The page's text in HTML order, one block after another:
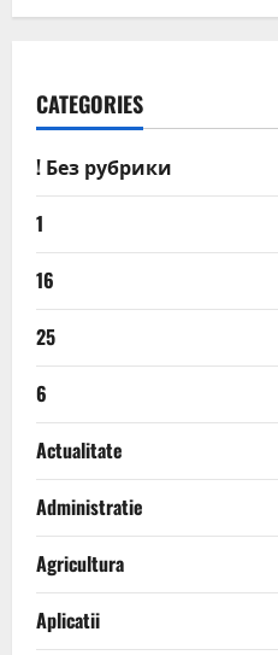
CATEGORIES
! Без рубрики
1
16
25
6
Actualitate
Administratie
Agricultura
Aplicatii